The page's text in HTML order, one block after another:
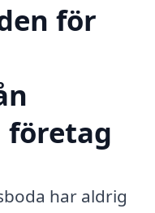
för
företag
har aldrig